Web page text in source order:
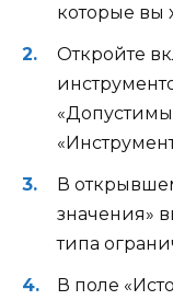
которые вы
Откройте
В
значения»
типа
В поле